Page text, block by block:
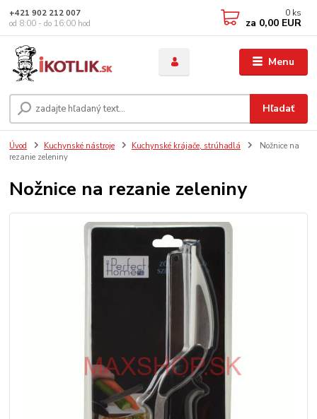
Menu
Hľadať
+421 902 212 007
od 8:00 - do 16:00 hod
0 ks
za 0,00 EUR
Úvod Kuchynské nástroje Kuchynské krájače, strúhadlá
Nožnice na
rezanie zeleniny
Nožnice na rezanie zeleniny